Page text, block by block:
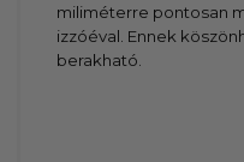
miliméterre pontosan
izzóéval. Ennek
berakható.